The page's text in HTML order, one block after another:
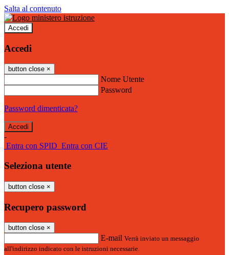
Salta al contenuto
Accedi
Accedi
button close ×
Nome Utente
Password
Password dimenticata?
-
Entra con SPID Entra con CIE
Seleziona utente
button close ×
Recupero password
button close ×
E-mail Verrà inviato un messaggio
all'indirizzo indicato con le istruzioni necessarie.